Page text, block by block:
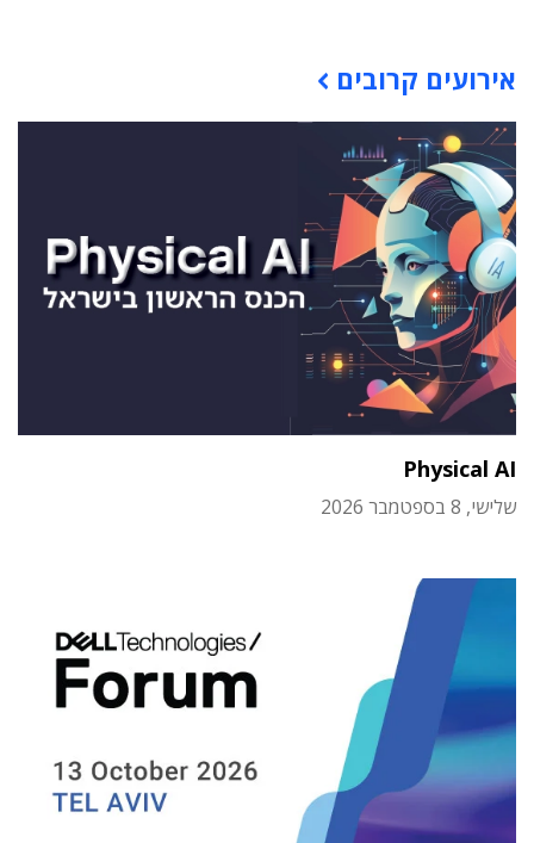
אירועים קרובים
Physical AI
שלישי, 8 בספטמבר 2026